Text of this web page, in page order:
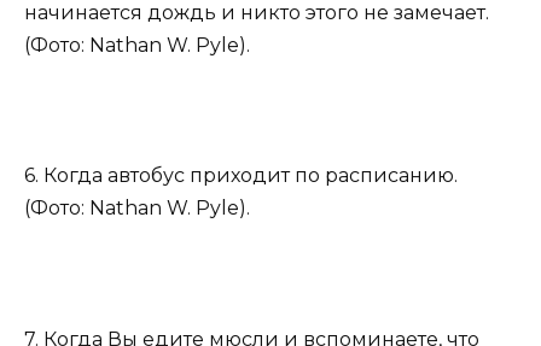
начинается дождь и никто этого не замечает.
(Фото: Nathan W. Pyle).
6. Когда автобус приходит по расписанию.
(Фото: Nathan W. Pyle).
7. Когда Вы едите мюсли и вспоминаете, что